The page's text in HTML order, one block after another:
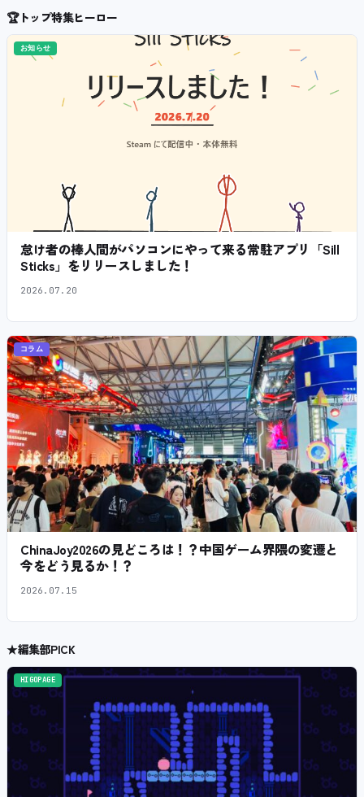
🏆トップ特集ヒーロー
お知らせ
怠け者の棒人間がパソコンにやって来る常駐アプリ「Sill
Sticks」をリリースしました！
2026.07.20
コラム
ChinaJoy2026の見どころは！？中国ゲーム界隈の変遷と
今をどう見るか！？
2026.07.15
★編集部PICK
HIGOPAGE